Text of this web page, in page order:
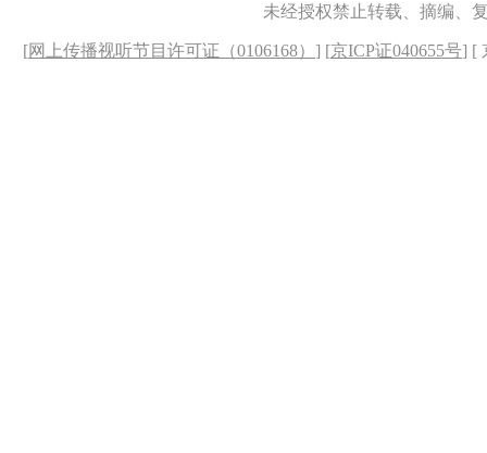
未经授权禁止转载、摘编、
[网上传播视听节目许可证（0106168） ] [京ICP证040655号] [